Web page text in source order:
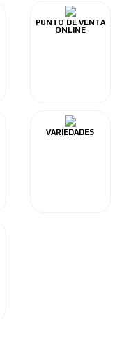
PUNTO DE VENTA
ONLINE
VARIEDADES